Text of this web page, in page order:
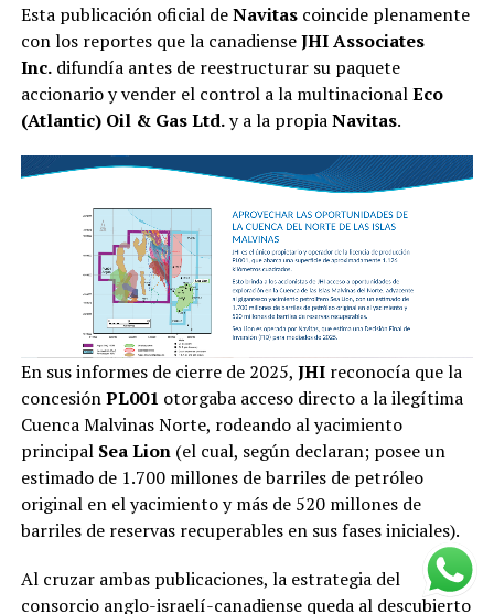
Esta publicación oficial deNavitascoincide plenamente
con los reportes que la canadienseJHI Associates
Inc.difundía antes de reestructurar su paquete
accionario y vender el control a la multinacionalEco
(Atlantic) Oil & Gas Ltd.y a la propiaNavitas.
En sus informes de cierre de 2025, JHIreconocía que la
concesiónPL001 otorgaba acceso directo a la ilegítima
Cuenca Malvinas Norte, rodeando al yacimiento
principal Sea Lion(el cual, según declaran; posee un
estimado de 1.700 millones de barriles de petróleo
original en el yacimiento y más de 520 millones de
barriles de reservas recuperables en sus fases iniciales).
Al cruzar ambas publicaciones, la estrategia del
consorcio anglo-israelí-canadiense queda al descubierto